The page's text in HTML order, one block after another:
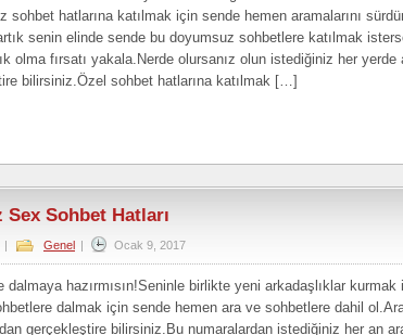
sohbet hatlarına katılmak için sende hemen aramalarını
senin elinde sende bu doyumsuz sohbetlere katılmak
olma fırsatı yakala.Nerde olursanız olun istediğiniz her yerde
bilirsiniz.Özel sohbet hatlarına katılmak […]
Sex Sohbet Hatları
| Genel | Ocak 9, 2017
dalmaya hazırmısın!Seninle birlikte yeni arkadaşlıklar
dalmak için sende hemen ara ve sohbetlere dahil
gerçekleştire bilirsiniz.Bu numaralardan istediğiniz her an